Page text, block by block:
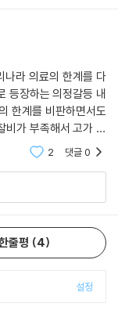
임상시험들에서 기
미 효과 없는 약에
매」 중에서
수반합니다. 일상생
체 인구의 매우 적은
두고 ‘재정 독성’이라
기가 아닙니다. 효과
가랑비가 옷 적시듯
수 있다. 실제로 저자는
모두 경제적 어려움,
요인이 있었”(40면)
한다. 아프지 않아야
관행 속에서 환자로
존재한다. 특히 저자
나라 의료의 한계를 다
등장하는 의정갈등 내
한계를 비판하면서도
비가 부족해서 고가 검
은 생각을 지울수가
2 댓글0
줄평 4
설정